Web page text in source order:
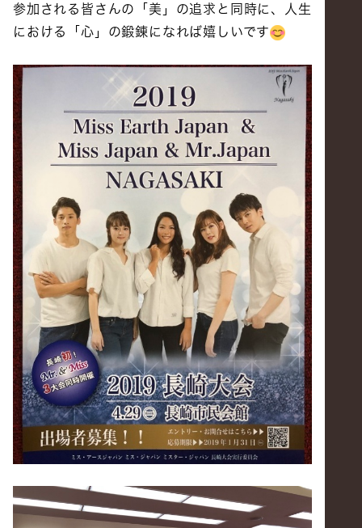
参加される皆さんの「美」の追求と同時に、人生
における「心」の鍛錬になれば嬉しいです